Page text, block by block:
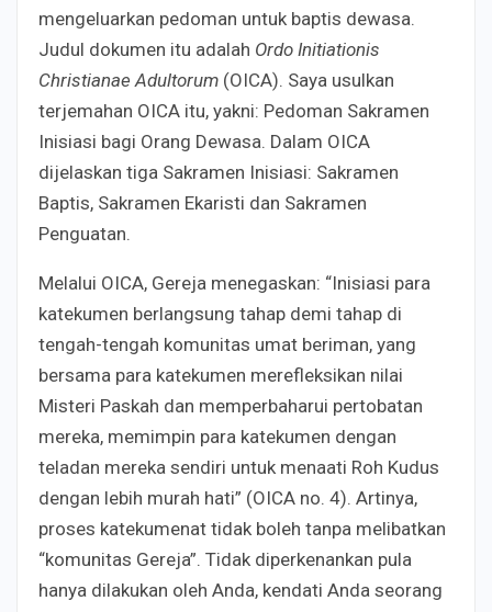
mengeluarkan pedoman untuk baptis dewasa.
Judul dokumen itu adalah Ordo Initiationis
Christianae Adultorum (OICA). Saya usulkan
terjemahan OICA itu, yakni: Pedoman Sakramen
Inisiasi bagi Orang Dewasa. Dalam OICA
dijelaskan tiga Sakramen Inisiasi: Sakramen
Baptis, Sakramen Ekaristi dan Sakramen
Penguatan.
Melalui OICA, Gereja menegaskan: “Inisiasi para
katekumen berlangsung tahap demi tahap di
tengah-tengah komunitas umat beriman, yang
bersama para katekumen merefleksikan nilai
Misteri Paskah dan memperbaharui pertobatan
mereka, memimpin para katekumen dengan
teladan mereka sendiri untuk menaati Roh Kudus
dengan lebih murah hati” (OICA no. 4). Artinya,
proses katekumenat tidak boleh tanpa melibatkan
“komunitas Gereja”. Tidak diperkenankan pula
hanya dilakukan oleh Anda, kendati Anda seorang